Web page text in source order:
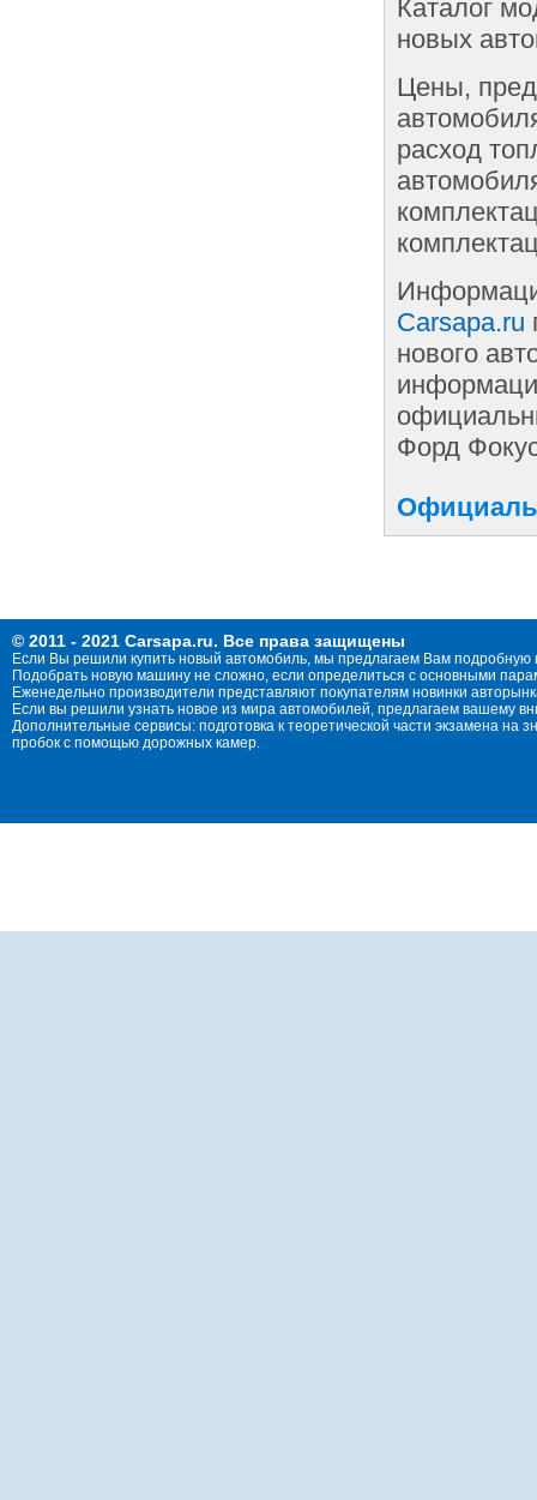
Каталог
новых
Цены,
расход
Carsapa.ru
нового
Форд
© 2011 - 2021 Carsapa.ru. Все права защищены
Если Вы решили купить новый автомобиль, мы предлагаем Вам
Подобрать новую машину не сложно, если определиться с основными
Еженедельно производители представляют покупателям новинки
Если вы решили узнать новое из мира автомобилей, предлагаем вашему
Дополнительные сервисы: подготовка к теоретической части экзамена
пробок с помощью дорожных камер.